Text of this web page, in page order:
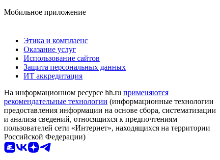
Мобильное приложение
Этика и комплаенс
Оказание услуг
Использование сайтов
Защита персональных данных
ИТ аккредитация
На информационном ресурсе hh.ru применяются
рекомендательные технологии (информационные технологии
предоставления информации на основе сбора, систематизации
и анализа сведений, относящихся к предпочтениям
пользователей сети «Интернет», находящихся на территории
Российской Федерации)